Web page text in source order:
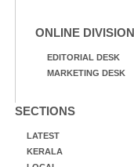
ONLINE DIVISION
EDITORIAL DESK
MARKETING DESK
SECTIONS
LATEST
KERALA